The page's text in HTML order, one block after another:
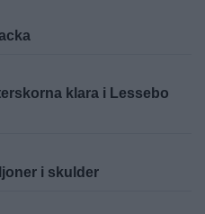
klara i Lessebo
i skulder